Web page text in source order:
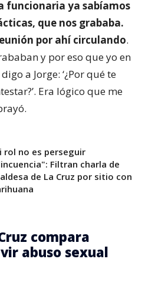
funcionaria ya sabíamos
que nos grababa.
por ahí circulando.
y por eso que yo en
a Jorge: ‘¿Por qué te
Era lógico que me
rol no es perseguir
Filtran charla de
de La Cruz por sitio con
compara
abuso sexual